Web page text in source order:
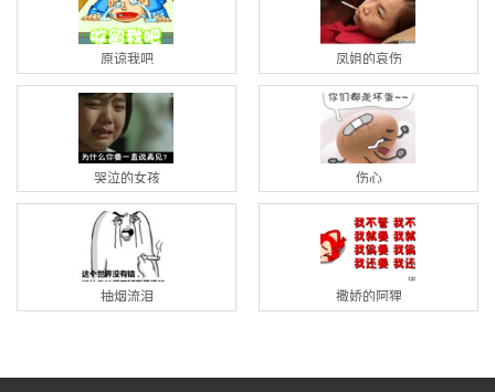
原谅我吧 凤姐的哀伤
哭泣的女孩 伤心
抽烟流泪 撒娇的阿狸